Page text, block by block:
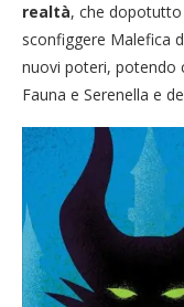
realtà, che
sconfiggere Malefica
nuovi poteri, potendo
Fauna e Serenella e